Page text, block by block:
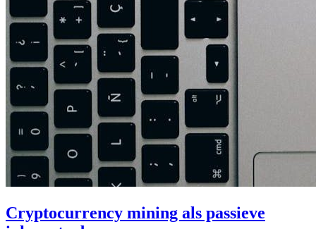
Cryptocurrency mining als passieve